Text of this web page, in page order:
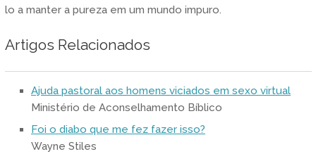
lo a manter a pureza em um mundo impuro.
Artigos Relacionados
Ajuda pastoral aos homens viciados em sexo virtual
Ministério de Aconselhamento Bíblico
Foi o diabo que me fez fazer isso?
Wayne Stiles